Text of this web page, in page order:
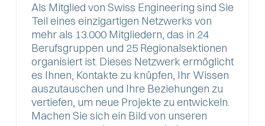
Als Mitglied von Swiss Engineering sind Sie
Teil eines einzigartigen Netzwerks von
mehr als 13.000 Mitgliedern, das in 24
Berufsgruppen und 25 Regionalsektionen
organisiert ist. Dieses Netzwerk ermöglicht
es Ihnen, Kontakte zu knüpfen, Ihr Wissen
auszutauschen und Ihre Beziehungen zu
vertiefen, um neue Projekte zu entwickeln.
Machen Sie sich ein Bild von unseren